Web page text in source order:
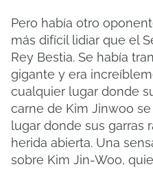
Pero había otro
más difícil lidiar que el
Rey Bestia. Se había
gigante y era
cualquier lugar donde
carne de Kim Jinwoo
lugar donde sus garras
herida abierta. Una
sobre Kim Jin-Woo,